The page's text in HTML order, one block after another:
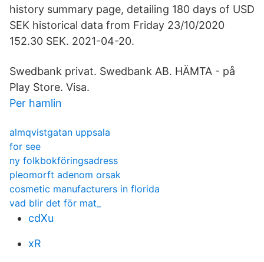
history summary page, detailing 180 days of USD
SEK historical data from Friday 23/10/2020
152.30 SEK. 2021-04-20.
Swedbank privat. Swedbank AB. HÄMTA - på
Play Store. Visa.
Per hamlin
almqvistgatan uppsala
for see
ny folkbokföringsadress
pleomorft adenom orsak
cosmetic manufacturers in florida
vad blir det för mat_
cdXu
xR